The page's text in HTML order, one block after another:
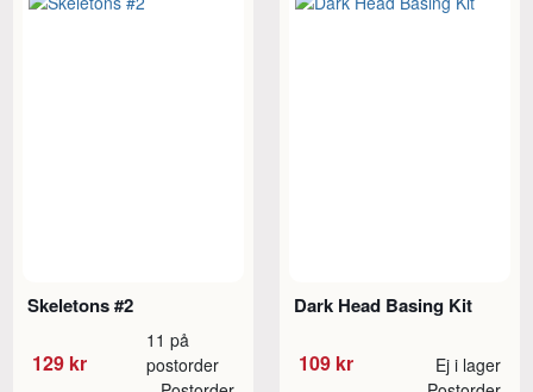
Skeletons #2
129 kr
11 på
postorder
Dark Head Basing Kit
109 kr Ej i lager